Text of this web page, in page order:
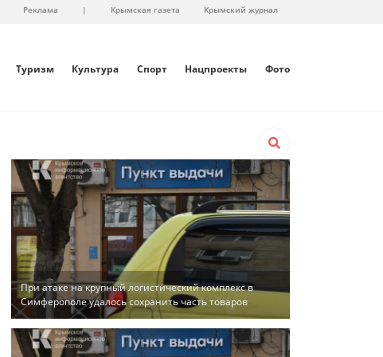
Реклама | Крымская газета Крымский журнал
Туризм Культура Спорт Нацпроекты Фото
При атаке на крупный логистический комплекс в
Симферополе удалось сохранить часть товаров